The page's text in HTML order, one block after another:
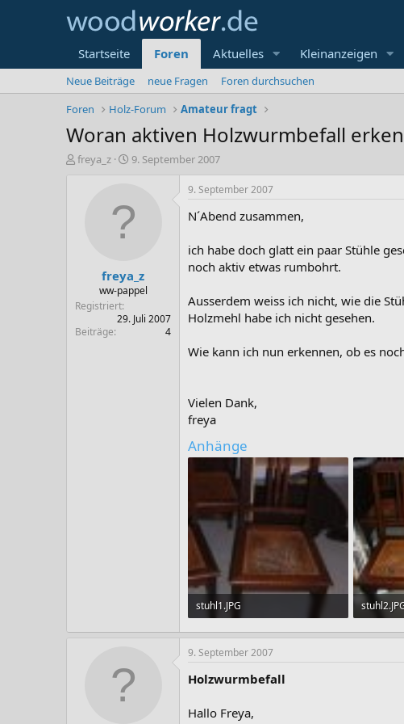
Startseite Foren Aktuelles Kleinanzeigen
Neue Beiträge neue Fragen
Foren durchsuchen
Foren
Holz-Forum Amateur fragt
Woran aktiven Holzwurmbefall
E
freya_z
E
e
a
m
9. September 2007
freya_z
ww-pappel
Registriert
29. Juli 2007
Beiträge
4
9. September 2007
N´Abend zusammen,
ich habe doch glatt ein paar Stühle
noch aktiv etwas rumbohrt.
Ausserdem weiss ich nicht, wie die
Holzmehl habe ich nicht gesehen.
Wie kann ich nun erkennen, ob es
Vielen Dank,
freya
Anhänge
stuhl1.JPG
128,6 KB · Aufrufe: 43
172,5 KB
9. September 2007
Holzwurmbefall
Hallo Freya,